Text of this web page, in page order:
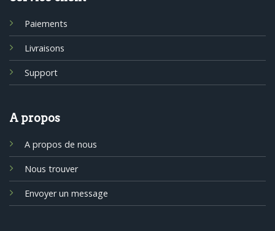
Paiements
Livraisons
Support
A propos
A propos de nous
Nous trouver
Envoyer un message